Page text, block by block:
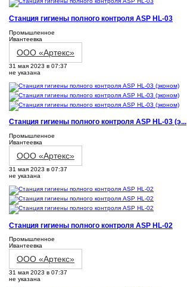
Станция гигиены полного контроля ASP HL-03
Промышленное
Ивантеевка
ООО «Артекс»
31 мая 2023 в 07:37
не указана
Станция гигиены полного контроля ASP HL-03 (э...
Промышленное
Ивантеевка
ООО «Артекс»
31 мая 2023 в 07:37
не указана
Станция гигиены полного контроля ASP HL-02
Промышленное
Ивантеевка
ООО «Артекс»
31 мая 2023 в 07:37
не указана